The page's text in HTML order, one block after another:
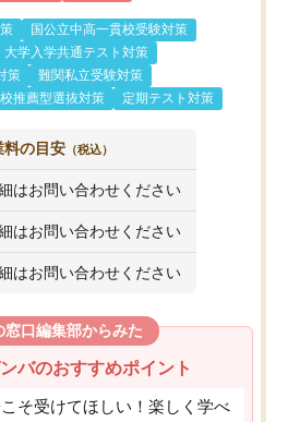
国公立中高一貫校受験対策
大学入学共通テスト対策
策
難関私立受験対策
推薦型選抜対策
定期テスト対策
料の目安 （税込）
はお問い合わせください
はお問い合わせください
はお問い合わせください
窓口編集部からみた
バのおすすめポイント
こそ受けてほしい！楽しく学べ